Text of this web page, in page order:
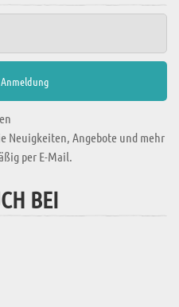
Neuigkeiten, Angebote und mehr
per E-Mail.
BEI